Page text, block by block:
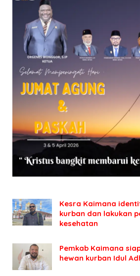
Kesra Kaimana
kurban dan lakukan
kesehatan
Pemkab Kaimana
hewan kurban Idul